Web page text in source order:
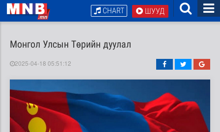
ШУУД
CHART
Монгол Улсын Төрийн дуулал
2025-04-18 05:51:12